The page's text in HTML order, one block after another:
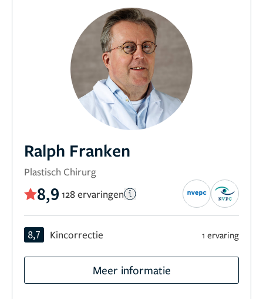
Ralph Franken
Plastisch Chirurg
8,9 128 ervaringen
8,7 Kincorrectie 1 ervaring
Meer informatie